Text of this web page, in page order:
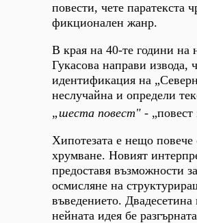
повести, чете паратекста
фикционален жанр.
В края на 40-те години
Гукасова направи извода,
идентификация на
неслучайна и определи
„шеста повест" -
Хипотезата е нещо повече
хрумване. Новият
предоставя възможности
осмисляне на
въведението.
нейната идея бе